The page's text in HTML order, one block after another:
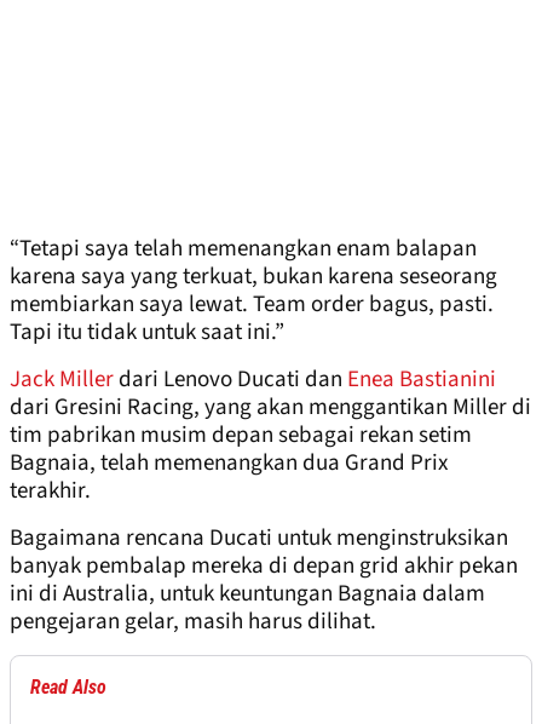
“Tetapi saya telah memenangkan enam balapan
karena saya yang terkuat, bukan karena seseorang
membiarkan saya lewat. Team order bagus, pasti.
Tapi itu tidak untuk saat ini.”
Jack Millerdari Lenovo Ducati dan Enea Bastianini
dari Gresini Racing, yang akan menggantikan Miller di
tim pabrikan musim depan sebagai rekan setim
Bagnaia, telah memenangkan dua Grand Prix
terakhir.
Bagaimana rencana Ducati untuk menginstruksikan
banyak pembalap mereka di depan grid akhir pekan
ini di Australia, untuk keuntungan Bagnaia dalam
pengejaran gelar, masih harus dilihat.
Read Also